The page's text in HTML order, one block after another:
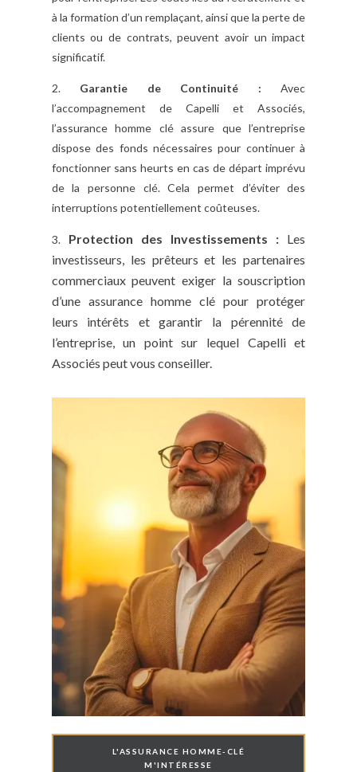
à la formation d’un remplaçant, ainsi que la perte de
clients ou de contrats, peuvent avoir un impact
significatif.
2.Garantie de Continuité : Avec
l’accompagnement de Capelli et Associés,
l’assurance homme clé assure que l’entreprise
dispose des fonds nécessaires pour continuer à
fonctionner sans heurts en cas de départ imprévu
de la personne clé. Cela permet d’éviter des
interruptions potentiellement coûteuses.
3. Protection des Investissements : Les
investisseurs, les prêteurs et les partenaires
commerciaux peuvent exiger la souscription
d’une assurance homme clé pour protéger
leurs intérêts et garantir la pérennité de
l’entreprise, un point sur lequel Capelli et
Associés peut vous conseiller.
L'ASSURANCE HOMME-CLÉ
M'INTÉRESSE